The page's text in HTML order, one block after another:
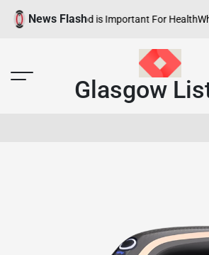
Skip
News Flash
Neighborhood is Important For HealthWhy
Glasgow